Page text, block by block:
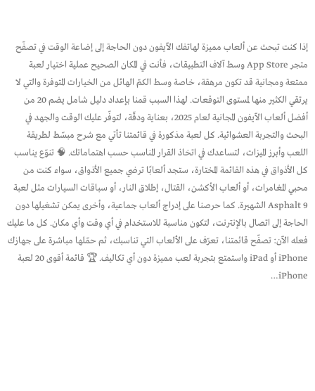
إذا كنت تبحث عن ألعاب مميزة لهاتفك الآيفون دون الحاجة إلى إضاعة الوقت في تصفّح
متجر App Store وسط آلاف التطبيقات، فأنت في المكان الصحيح عملية اختيار لعبة
ممتعة ومجانية قد تكون مرهقة، خاصة وسط الكمّ الهائل من الخيارات المتوفرة والتي لا
يرتقي الكثير منها لمستوى التوقعات. لهذا السبب قمنا بإعداد دليل شامل يضم 20 من
أفضل ألعاب الآيفون المجانية لعام 2025، بعناية ودقّة، لتوفّر عليك الوقت والجهد في
البحث والتجربة العشوائية. كل لعبة مذكورة في قائمتنا تأتي مع شرح مبسّط لطريقة
اللعب وأبرز الميزات، لتساعدك في اتخاذ القرار المناسب حسب اهتماماتك. 🧠 تنوّع يناسب
كل الأذواق في هذه القائمة المختارة، ستجد ألعابًا ترضي جميع الأذواق، سواء كنت من
محبي المغامرات، أو ألعاب الأكشن، القتال، إطلاق النار، أو سباقات السيارات مثل لعبة
Asphalt 9 الشهيرة. كما حرصنا على إدراج ألعاب جماعية، وأخرى يمكن تشغيلها دون
الحاجة إلى اتصال بالإنترنت، لتكون مناسبة للاستخدام في أي وقت وأي مكان. كل ما عليك
فعله الآن: تصفّح قائمتنا، تعرّف على الألعاب التي تناسبك، ثم حمّلها مباشرة على جهازك
iPhone أو iPad واستمتع بتجربة لعب مميزة دون أي تكاليف. 🏆 قائمة أقوى 20 لعبة
iPhone…